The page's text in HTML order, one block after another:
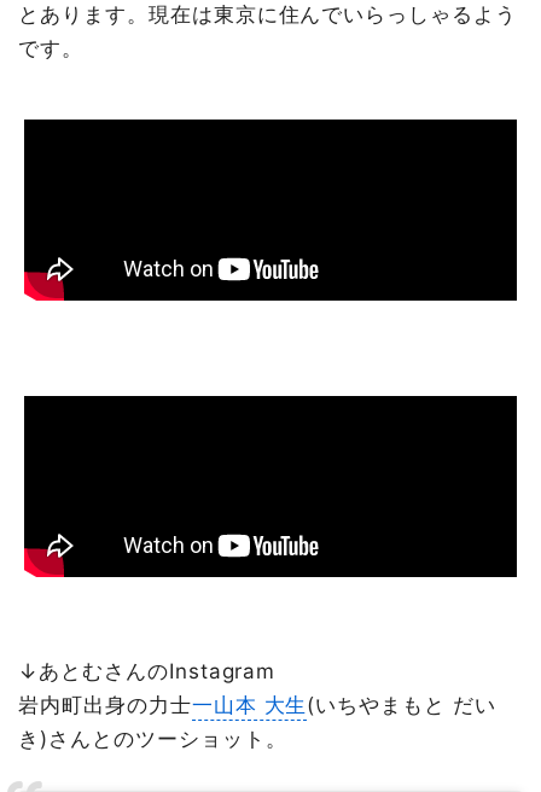
とあります。現在は東京に住んでいらっしゃるよう
です。
↓あとむさんのInstagram
岩内町出身の力士一山本 大生 (いちやまもと だい
き)さんとのツーショット。